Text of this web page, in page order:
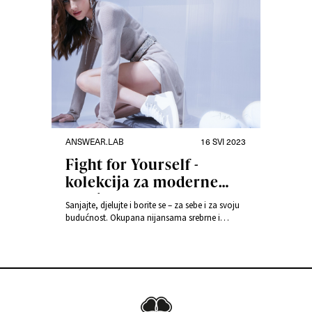
ANSWEAR.LAB 16 SVI 2023
Fight for Yourself -
kolekcija za moderne
ratnice
Sanjajte, djelujte i borite se – za sebe i za svoju
budućnost. Okupana nijansama srebrne i